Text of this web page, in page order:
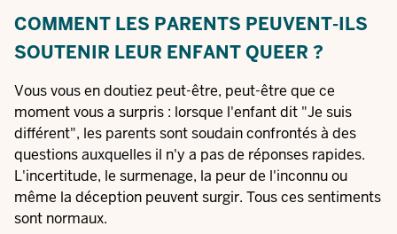
COMMENT LES PARENTS PEUVENT-ILS
SOUTENIR LEUR ENFANT QUEER ?
Vous vous en doutiez peut-être, peut-être que ce
moment vous a surpris : lorsque l'enfant dit "Je suis
différent", les parents sont soudain confrontés à des
questions auxquelles il n'y a pas de réponses rapides.
L'incertitude, le surmenage, la peur de l'inconnu ou
même la déception peuvent surgir. Tous ces sentiments
sont normaux.